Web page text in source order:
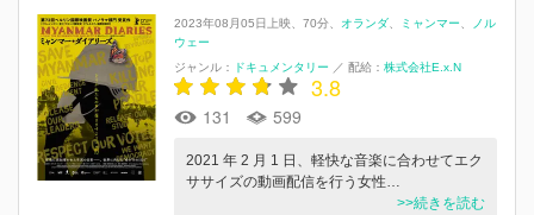
2023年08月05日上映 70分 オランダ ミャンマー
ノル
ウェー
ジャンル：
ドキュメンタリー ／ 配給： 株式会社E.x.N
3.8
131 599
2021 年 2 月 1 日、軽快な音楽に合わせてエク
ササイズの動画配信を行う女性…
>>続きを読む